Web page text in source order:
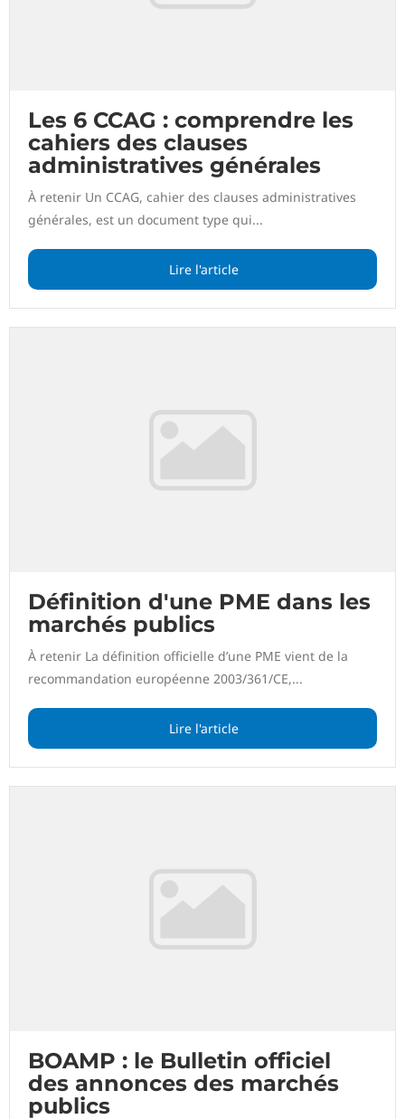
Les 6 CCAG : comprendre les
cahiers des clauses
administratives générales
À retenir Un CCAG, cahier des clauses administratives
générales, est un document type qui...
Lire l'article
Définition d'une PME dans les
marchés publics
À retenir La définition officielle d’une PME vient de la
recommandation européenne 2003/361/CE,...
Lire l'article
BOAMP : le Bulletin officiel
des annonces des marchés
publics